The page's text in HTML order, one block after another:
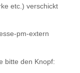
etc.) verschickt
pm-extern
bitte den Knopf: